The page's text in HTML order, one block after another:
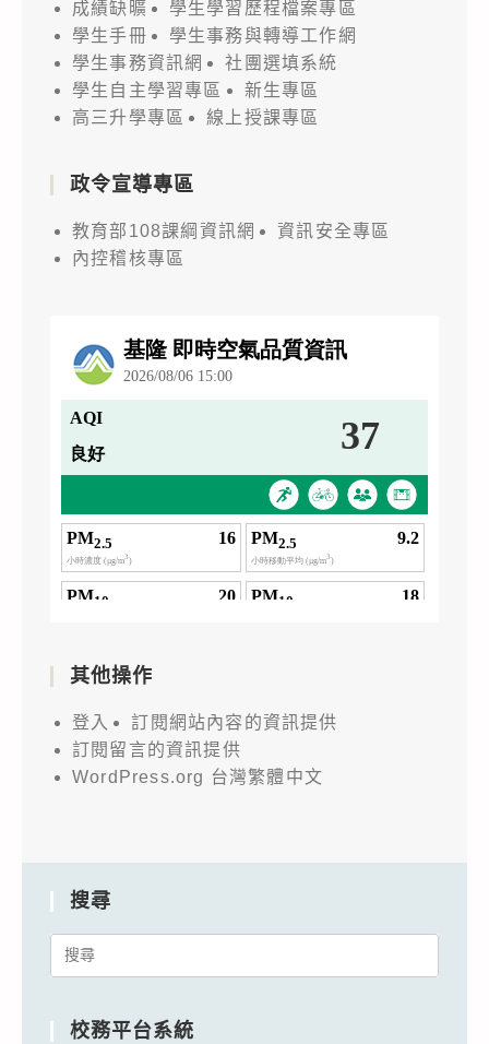
成績缺曠
學生學習歷程檔案專區
學生手冊
學生事務與轉導工作網
學生事務資訊網
社團選填系統
學生自主學習專區
新生專區
高三升學專區
線上授課專區
政令宣導專區
教育部108課綱資訊網
資訊安全專區
內控稽核專區
其他操作
登入
訂閱網站內容的資訊提供
訂閱留言的資訊提供
WordPress.org 台灣繁體中文
搜尋
Search
校務平台系統